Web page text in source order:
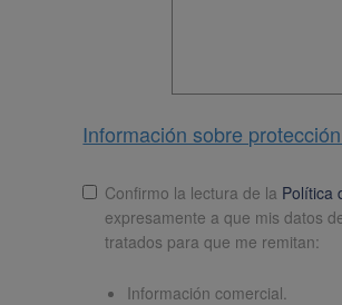
Información sobre
LopdConfirmo la lectura de la Política
expresamente a que mis datos
tratados para que me remitan:
Información comercial.